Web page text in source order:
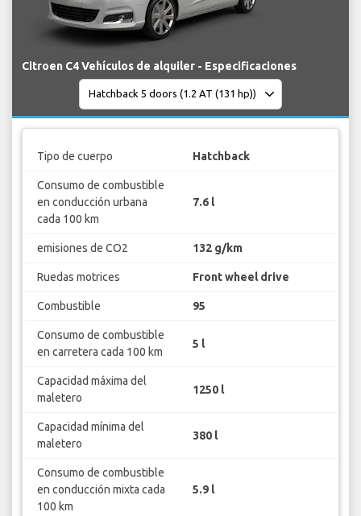
Citroen C4 Vehículos de alquiler - Especificaciones
Tipo de cuerpo Hatchback
Consumo de combustible
en conducción urbana
cada 100 km
7.6 l
emisiones de CO2 132 g/km
Ruedas motrices Front wheel drive
Combustible 95
Consumo de combustible
en carretera cada 100 km
5 l
Capacidad máxima del
maletero
1250 l
Capacidad mínima del
maletero
380 l
Consumo de combustible
en conducción mixta cada
100 km
5.9 l